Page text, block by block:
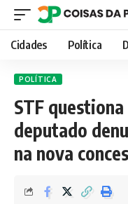
Cidades Política
POLÍTICA
STF
deputado
na nova